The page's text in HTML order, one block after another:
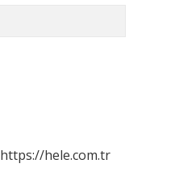
https://hele.com.tr